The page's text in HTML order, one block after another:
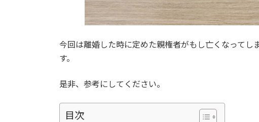
今回は離婚した時に定めた親権者がもし亡くなってし
す。
是非、参考にしてください。
目次